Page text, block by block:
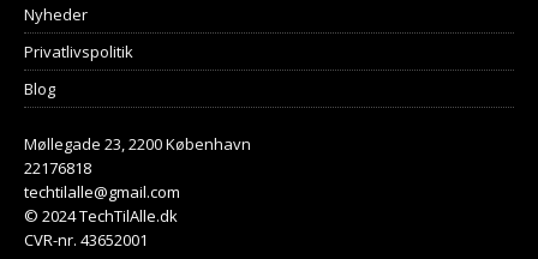
Nyheder
Privatlivspolitik
Blog
Møllegade 23, 2200 København
22176818
techtilalle@gmail.com
© 2024 TechTilAlle.dk
CVR-nr. 43652001